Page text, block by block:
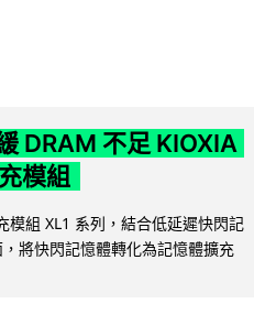
DRAM 不足 KIOXIA
模組
模組 XL1 系列，結合低延遲快閃記
，將快閃記憶體轉化為記憶體擴充